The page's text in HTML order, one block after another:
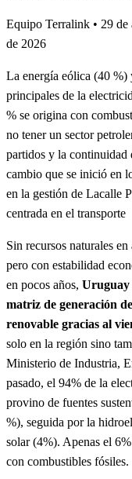
Equipo Terralink • 29 de
de 2026
La energía eólica (40 %)
principales de la
% se origina con
no tener un sector
partidos y la continuidad
cambio que se inició en
en la gestión de Lacalle
centrada en el transporte
Sin recursos naturales
pero con estabilidad
en pocos años, Uruguay
matriz de generación
renovable gracias al
solo en la región sino
Ministerio de Industria,
pasado, el 94% de la
provino de fuentes
%), seguida por la
solar (4%). Apenas el
con combustibles fósiles.